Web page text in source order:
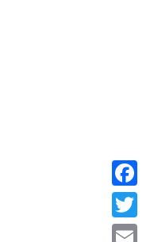
Facebook
Twitter